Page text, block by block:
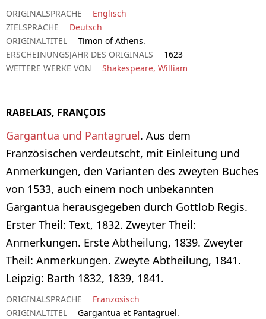
ORIGINALSPRACHE
Englisch
ZIELSPRACHE
Deutsch
ORIGINALTITEL
Timon of Athens.
ERSCHEINUNGSJAHR DES ORIGINALS
1623
WEITERE WERKE VON
Shakespeare, William
RABELAIS, FRANÇOIS
Gargantua und Pantagruel. Aus dem
Französischen verdeutscht, mit Einleitung und
Anmerkungen, den Varianten des zweyten Buches
von 1533, auch einem noch unbekannten
Gargantua herausgegeben durch Gottlob Regis.
Erster Theil: Text, 1832. Zweyter Theil:
Anmerkungen. Erste Abtheilung, 1839. Zweyter
Theil: Anmerkungen. Zweyte Abtheilung, 1841.
Leipzig: Barth 1832, 1839, 1841.
ORIGINALSPRACHE
Französisch
ORIGINALTITEL
Gargantua et Pantagruel.